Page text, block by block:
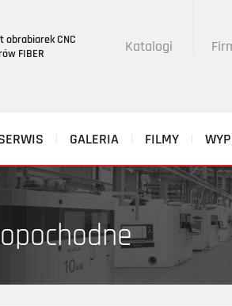
obrabiarek CNC
FIBER
Katalogi
GALERIA FILMY